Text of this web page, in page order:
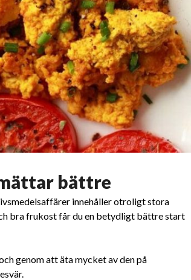
bättre
innehåller otroligt stora
bra frukost får du en betydligt bättre start
genom att äta mycket av den på